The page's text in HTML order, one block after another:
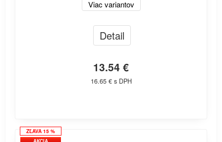
Viac variantov
Detail
13.54 €
16.65 € s DPH
ZĽAVA 15 %